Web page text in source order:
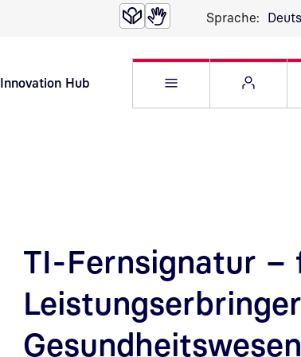
Sprache:
Innovation Hub Websitemenü
TI-Fernsignatur –
Gesundheitswesen